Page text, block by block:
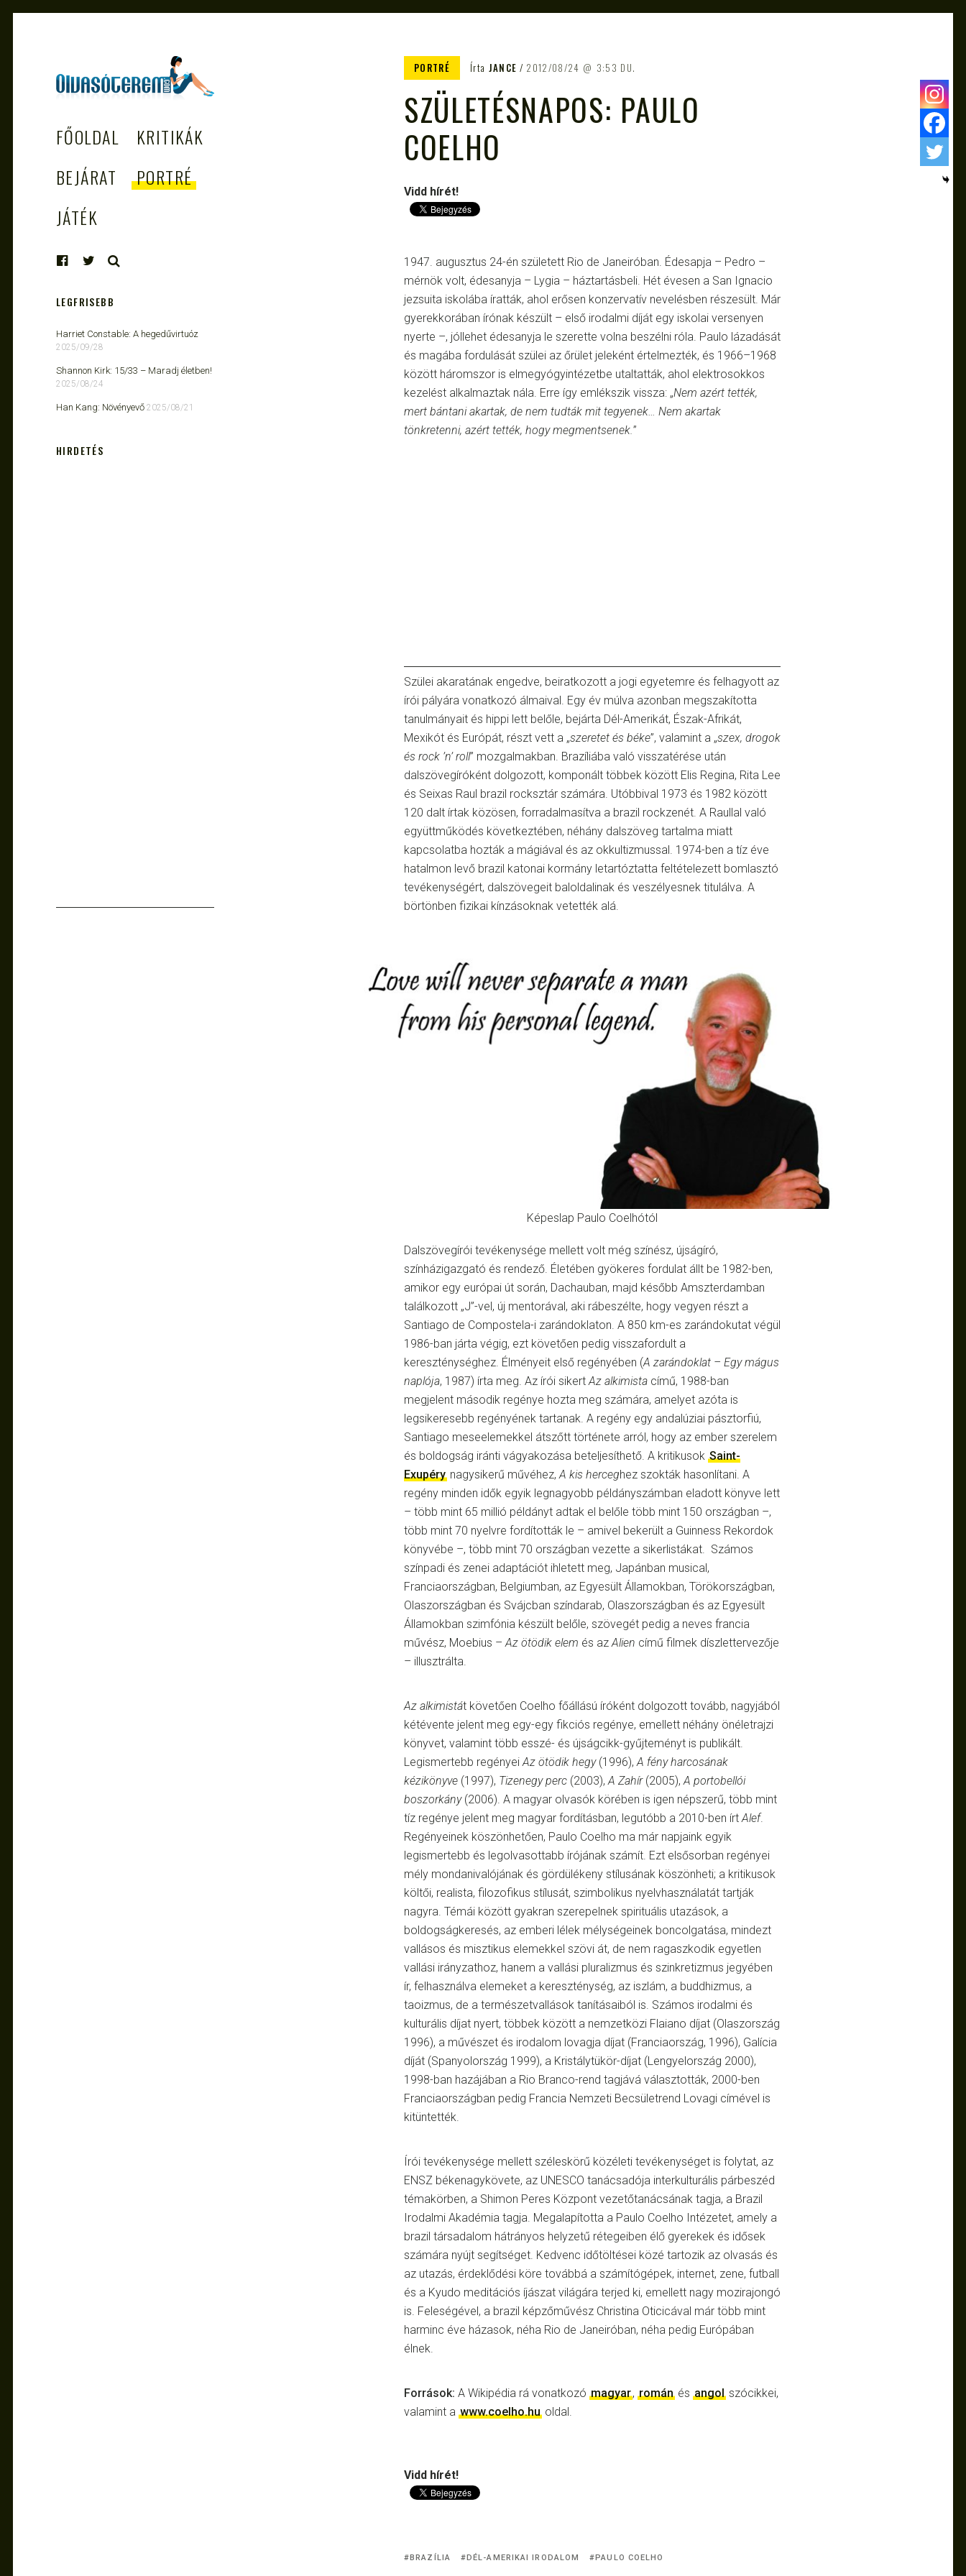
– AZ EGÉSZSÉGES
OLVASÁS
TÁMOGATÓJA
FŐOLDAL
KRITIKÁK
BEJÁRAT
PORTRÉ
JÁTÉK
PORTRÉ Írta JANCE 2012/08/24 3:53 DU.
SZÜLETÉSNAPOS: PAULO
COELHO
Vidd hírét!
1947. augusztus 24-én született Rio de Janeiróban. Édesapja – Pedro –
mérnök volt, édesanyja – Lygia – háztartásbeli. Hét évesen a San Ignacio
jezsuita iskolába íratták, ahol erősen konzervatív nevelésben részesült. Már
gyerekkorában írónak készült – első irodalmi díját egy iskolai versenyen
nyerte –, jóllehet édesanyja le szerette volna beszélni róla. Paulo lázadását
és magába fordulását szülei az őrület jeleként értelmezték, és 1966–1968
között háromszor is elmegyógyintézetbe utaltatták, ahol elektrosokkos
kezelést alkalmaztak nála. Erre így emlékszik vissza: „Nem azért tették,
mert bántani akartak, de nem tudták mit tegyenek… Nem akartak
tönkretenni, azért tették, hogy megmentsenek. ”
Szülei akaratának engedve, beiratkozott a jogi egyetemre és felhagyott az
írói pályára vonatkozó álmaival. Egy év múlva azonban megszakította
tanulmányait és hippi lett belőle, bejárta Dél-Amerikát, Észak-Afrikát,
Mexikót és Európát, részt vett a „szeretet és béke”, valamint a „szex, drogok
és rock ’n’ roll” mozgalmakban. Brazíliába való visszatérése után
dalszövegíróként dolgozott, komponált többek között Elis Regina, Rita Lee
és Seixas Raul brazil rocksztár számára. Utóbbival 1973 és 1982 között
120 dalt írtak közösen, forradalmasítva a brazil rockzenét. A Raullal való
együttműködés következtében, néhány dalszöveg tartalma miatt
kapcsolatba hozták a mágiával és az okkultizmussal. 1974-ben a tíz éve
hatalmon levő brazil katonai kormány letartóztatta feltételezett bomlasztó
tevékenységért, dalszövegeit baloldalinak és veszélyesnek titulálva. A
börtönben fizikai kínzásoknak vetették alá.
Képeslap Paulo Coelhótól
Dalszövegírói tevékenysége mellett volt még színész, újságíró,
színházigazgató és rendező. Életében gyökeres fordulat állt be 1982-ben,
amikor egy európai út során, Dachauban, majd később Amszterdamban
találkozott „J”-vel, új mentorával, aki rábeszélte, hogy vegyen részt a
Santiago de Compostela-i zarándoklaton. A 850 km-es zarándokutat végül
1986-ban járta végig, ezt követően pedig visszafordult a
kereszténységhez. Élményeit első regényében (A zarándoklat – Egy mágus
naplója, 1987) írta meg. Az írói sikert Az alkimista című, 1988-ban
megjelent második regénye hozta meg számára, amelyet azóta is
legsikeresebb regényének tartanak. A regény egy andalúziai pásztorfiú,
Santiago meseelemekkel átszőtt története arról, hogy az ember szerelem
és boldogság iránti vágyakozása beteljesíthető. A kritikusok Saint-
Exupéry nagysikerű művéhez, A kis herceghez szokták hasonlítani. A
regény minden idők egyik legnagyobb példányszámban eladott könyve lett
– több mint 65 millió példányt adtak el belőle több mint 150 országban –,
több mint 70 nyelvre fordították le – amivel bekerült a Guinness Rekordok
könyvébe –, több mint 70 országban vezette a sikerlistákat. Számos
színpadi és zenei adaptációt ihletett meg, Japánban musical,
Franciaországban, Belgiumban, az Egyesült Államokban, Törökországban,
Olaszországban és Svájcban színdarab, Olaszországban és az Egyesült
Államokban szimfónia készült belőle, szövegét pedig a neves francia
művész, Moebius – Az ötödik elem és az Alien című filmek díszlettervezője
– illusztrálta.
Az alkimistát követően Coelho főállású íróként dolgozott tovább, nagyjából
kétévente jelent meg egy-egy fikciós regénye, emellett néhány önéletrajzi
könyvet, valamint több esszé- és újságcikk-gyűjteményt is publikált.
Legismertebb regényei Az ötödik hegy(1996), A fény harcosának
kézikönyve (1997), Tizenegy perc (2003), A Zahír(2005), A portobellói
boszorkány(2006). A magyar olvasók körében is igen népszerű, több mint
tíz regénye jelent meg magyar fordításban, legutóbb a 2010-ben írt Alef.
Regényeinek köszönhetően, Paulo Coelho ma már napjaink egyik
legismertebb és legolvasottabb írójának számít. Ezt elsősorban regényei
mély mondanivalójának és gördülékeny stílusának köszönheti; a kritikusok
költői, realista, filozofikus stílusát, szimbolikus nyelvhasználatát tartják
nagyra. Témái között gyakran szerepelnek spirituális utazások, a
boldogságkeresés, az emberi lélek mélységeinek boncolgatása, mindezt
vallásos és misztikus elemekkel szövi át, de nem ragaszkodik egyetlen
vallási irányzathoz, hanem a vallási pluralizmus és szinkretizmus jegyében
ír, felhasználva elemeket a kereszténység, az iszlám, a buddhizmus, a
taoizmus, de a természetvallások tanításaiból is. Számos irodalmi és
kulturális díjat nyert, többek között a nemzetközi Flaiano díjat (Olaszország
1996), a művészet és irodalom lovagja díjat (Franciaország, 1996), Galícia
díját (Spanyolország 1999), a Kristálytükör-díjat (Lengyelország 2000),
1998-ban hazájában a Rio Branco-rend tagjává választották, 2000-ben
Franciaországban pedig Francia Nemzeti Becsületrend Lovagi címével is
kitüntették.
Írói tevékenysége mellett széleskörű közéleti tevékenységet is folytat, az
ENSZ békenagykövete, az UNESCO tanácsadója interkulturális párbeszéd
témakörben, a Shimon Peres Központ vezetőtanácsának tagja, a Brazil
Irodalmi Akadémia tagja. Megalapította a Paulo Coelho Intézetet, amely a
brazil társadalom hátrányos helyzetű rétegeiben élő gyerekek és idősek
számára nyújt segítséget. Kedvenc időtöltései közé tartozik az olvasás és
az utazás, érdeklődési köre továbbá a számítógépek, internet, zene, futball
és a Kyudo meditációs íjászat világára terjed ki, emellett nagy mozirajongó
is. Feleségével, a brazil képzőművész Christina Oticicával már több mint
harminc éve házasok, néha Rio de Janeiróban, néha pedig Európában
élnek.
Források: A Wikipédia rá vonatkozó magyar, román és angol szócikkei,
valamint a www.coelho.hu oldal.
Vidd hírét!
BRAZÍLIA DÉL-AMERIKAI IRODALOM PAULO COELHO
LEGFRISEBB
Harriet Constable: A hegedűvirtuóz
2025/09/28
Shannon Kirk: 15/33 ​– Maradj életben!
2025/08/24
Han Kang: Növényevő 2025/08/21
HIRDETÉS